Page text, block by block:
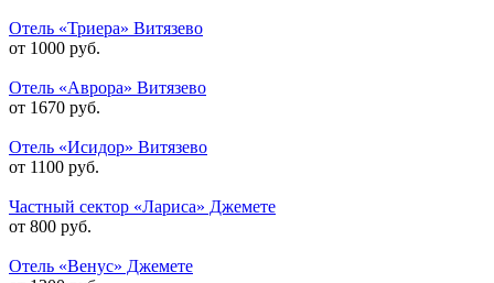
Отель «Триера» Витязево
от 1000 руб.
Отель «Аврора» Витязево
от 1670 руб.
Отель «Исидор» Витязево
от 1100 руб.
Частный сектор «Лариса» Джемете
от 800 руб.
Отель «Венус» Джемете